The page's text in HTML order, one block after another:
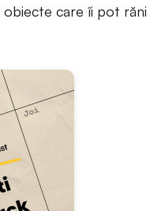
care îi pot răni